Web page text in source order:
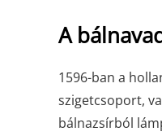
A
1596-ban a
szigetcsoport,
bálnazsírból